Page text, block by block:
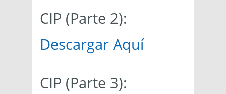
CIP (Parte 2):
Descargar Aquí
CIP (Parte 3):